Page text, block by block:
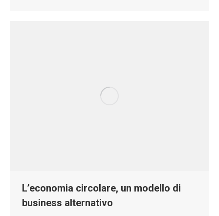
L’economia circolare, un modello di
business alternativo